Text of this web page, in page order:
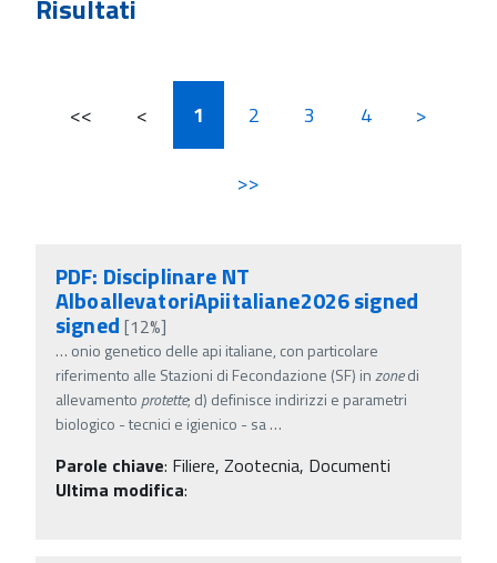
Risultati
<< < 1 2 3 4 >
>>
PDF: Disciplinare NT
AlboallevatoriApiitaliane2026 signed
signed [12%]
… onio genetico delle api italiane, con particolare
riferimento alle Stazioni di Fecondazione (SF) inzonedi
allevamento protette; d) definisce indirizzi e parametri
biologico - tecnici e igienico - sa…
Parole chiave: Filiere, Zootecnia, Documenti
Ultima modifica: